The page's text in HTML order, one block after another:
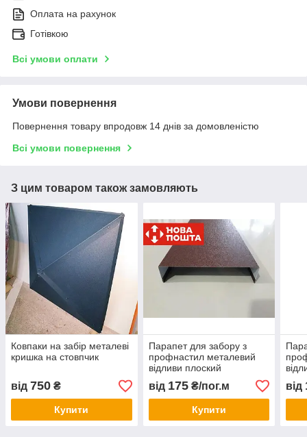
Оплата на рахунок
Готівкою
Всі умови оплати
Умови повернення
Повернення товару впродовж 14 днів за домовленістю
Всі умови повернення
З цим товаром також замовляють
Ковпаки на забір металеві
кришка на стовпчик
від 750 ₴
Купити
Парапет для забору з
профнастил металевий
відливи плоский
від 175₴/пог.м
Купити
від